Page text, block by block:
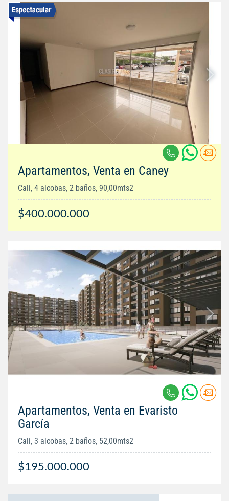
Apartamentos, Venta en Caney
Cali, 4 alcobas, 2 baños, 90,00mts2
$400.000.000
Apartamentos, Venta en Evaristo
García
Cali, 3 alcobas, 2 baños, 52,00mts2
$195.000.000